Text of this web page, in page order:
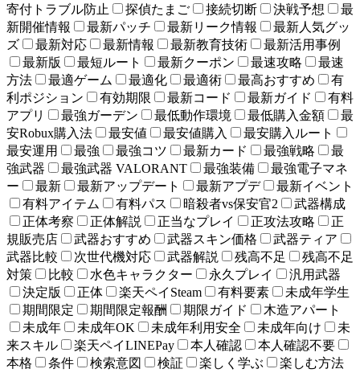
寄付トラブル防止
探偵たまご 接続切断 決戦予想
最
新開催情報
最新パッチ 最新リーク情報
最新人気グッ
ズ
最新対応 最新情報 最新教育技術
最新活用事例
最新版
最短ルート 最新クーポン 最速攻略
最速
方法
最適ゲーム 最適化 最適術 最高おすすめ
有
利ポジション
有効期限 最新コード 最新ガイド
有料
アプリ
最強ガーデン 最低動作環境 最低購入金額
最
安Robux購入法
最安値 最安値購入
最安購入ルート
最安運用
最強 最強コツ 最新カード 最強戦略
最
強武器
最強武器 VALORANT 最強装備
最強電子マネ
ー
最新 最新アップデート 最新アプデ
最新イベント
有料アイテム
有料パス 暗殺者vs保安官2
武器構成
正体考察
正体解説 正当なプレイ 正攻法攻略
正
規販売店
武器おすすめ 武器スキン価格
武器ティア
武器比較
次世代機対応 武器解説 残高不足
残高不足
対策
比較 水色キャラクター 永久プレイ
汎用武器
決定版
正体 楽天ペイSteam 有料要素
未成年学生
期間限定
期間限定報酬 期限ガイド
木造アパート
未成年
未成年OK 未成年利用安全 未成年向け
未
来スキル
楽天ペイLINEPay 本人確認
本人確認不要
本格
条件 検索意図 検証 楽しく学ぶ
楽しむ方法